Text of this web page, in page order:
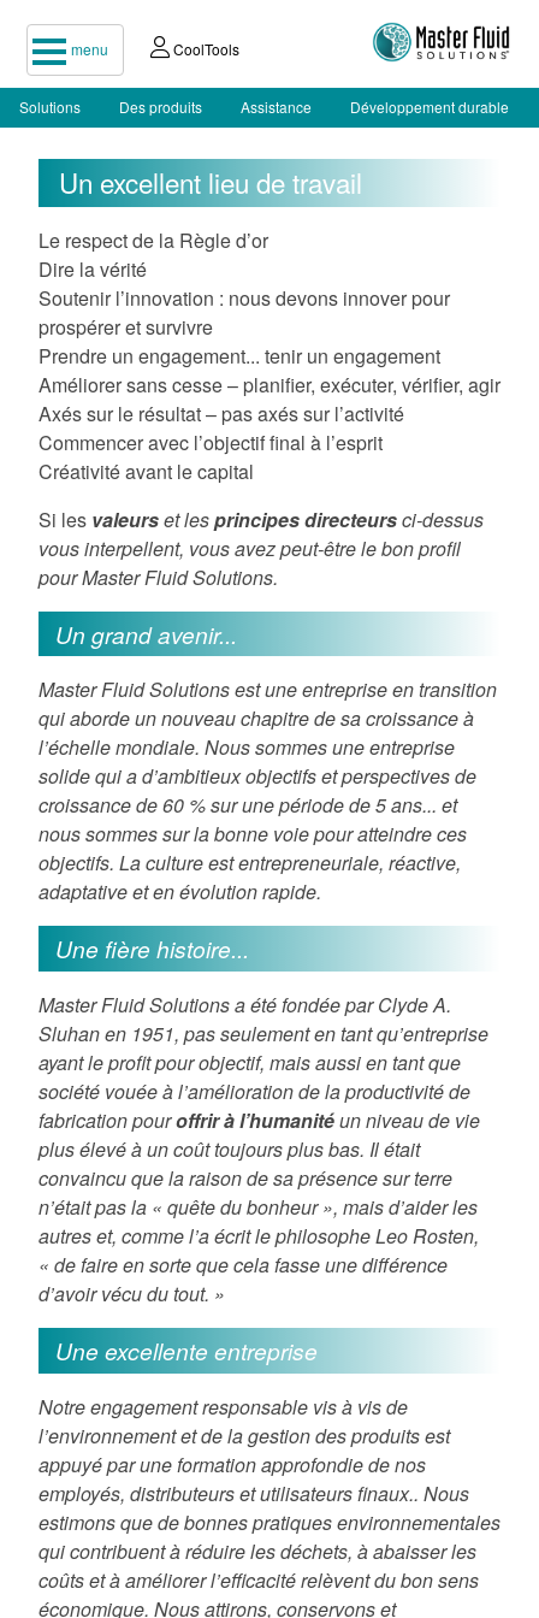
menu CoolTools
Solutions Des produits Assistance Développement durable
Un excellent lieu de travail
Le respect de la Règle d’or
Dire la vérité
Soutenir l’innovation : nous devons innover pour
prospérer et survivre
Prendre un engagement... tenir un engagement
Améliorer sans cesse – planifier, exécuter, vérifier, agir
Axés sur le résultat – pas axés sur l’activité
Commencer avec l’objectif final à l’esprit
Créativité avant le capital
Si les valeurset lesprincipes directeursci-dessus
vous interpellent, vous avez peut-être le bon profil
pour Master Fluid Solutions.
Un grand avenir...
Master Fluid Solutions est une entreprise en transition
qui aborde un nouveau chapitre de sa croissance à
l’échelle mondiale. Nous sommes une entreprise
solide qui a d’ambitieux objectifs et perspectives de
croissance de 60 % sur une période de 5 ans... et
nous sommes sur la bonne voie pour atteindre ces
objectifs. La culture est entrepreneuriale, réactive,
adaptative et en évolution rapide.
Une fière histoire...
Master Fluid Solutions a été fondée par Clyde A.
Sluhan en 1951, pas seulement en tant qu’entreprise
ayant le profit pour objectif, mais aussi en tant que
société vouée à l’amélioration de la productivité de
fabrication pouroffrir à l’humanitéun niveau de vie
plus élevé à un coût toujours plus bas. Il était
convaincu que la raison de sa présence sur terre
n’était pas la « quête du bonheur », mais d’aider les
autres et, comme l’a écrit le philosophe Leo Rosten,
« de faire en sorte que cela fasse une différence
d’avoir vécu du tout. »
Une excellente entreprise
Notre engagement responsable vis à vis de
l’environnement et de la gestion des produits est
appuyé par une formation approfondie de nos
employés, distributeurs et utilisateurs finaux.. Nous
estimons que de bonnes pratiques environnementales
qui contribuent à réduire les déchets, à abaisser les
coûts et à améliorer l’efficacité relèvent du bon sens
économique. Nous attirons, conservons et